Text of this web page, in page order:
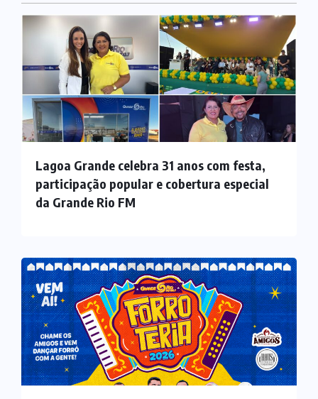
Lagoa Grande celebra 31 anos com festa,
participação popular e cobertura especial
da Grande Rio FM